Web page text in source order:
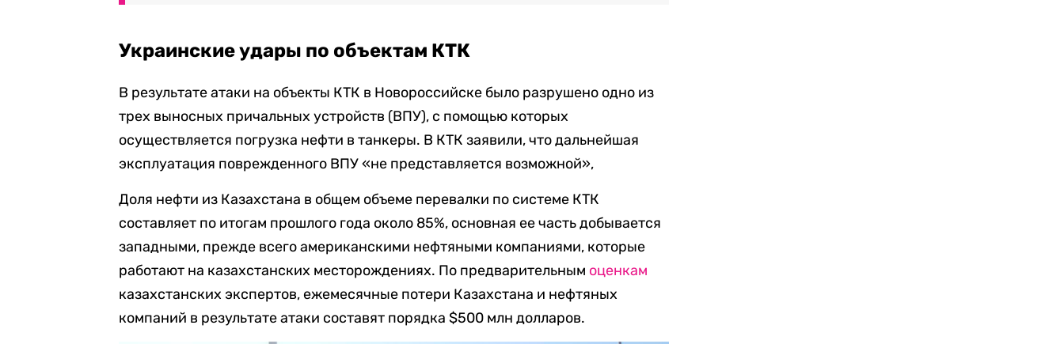
Украинские удары по объектам КТК
В результате атаки на объекты КТК в Новороссийске было разрушено одно из
трех выносных причальных устройств (ВПУ), с помощью которых
осуществляется погрузка нефти в танкеры. В КТК заявили, что дальнейшая
эксплуатация поврежденного ВПУ «не представляется возможной»,
Доля нефти из Казахстана в общем объеме перевалки по системе КТК
составляет по итогам прошлого года около 85%, основная ее часть добывается
западными, прежде всего американскими нефтяными компаниями, которые
работают на казахстанских месторождениях. По предварительным оценкам
казахстанских экспертов, ежемесячные потери Казахстана и нефтяных
компаний в результате атаки составят порядка $500 млн долларов.